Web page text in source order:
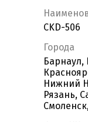
CKD-506
Города
Барнаул,
Нижний
Рязань,